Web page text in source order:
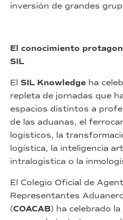
inversión de grandes
El conocimiento
SIL
El SIL Knowledge ha
repleta de jornadas que
espacios distintos a
de las aduanas, el
logísticos, la
logística, la inteligencia
intralogística o la
El Colegio Oficial de
Representantes
(COACAB) ha celebrado